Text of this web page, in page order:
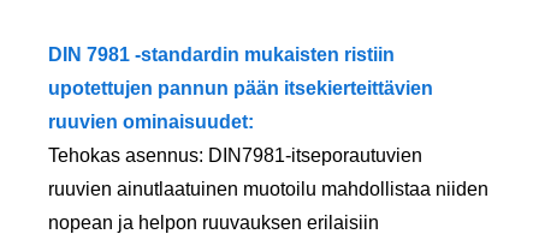
DIN 7981 -standardin mukaisten ristiin
upotettujen pannun pään itsekierteittävien
ruuvien ominaisuudet:
Tehokas asennus: DIN7981-itseporautuvien
ruuvien ainutlaatuinen muotoilu mahdollistaa niiden
nopean ja helpon ruuvauksen erilaisiin